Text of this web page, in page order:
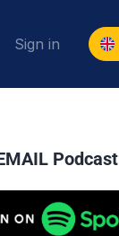
Sign in
Podcast